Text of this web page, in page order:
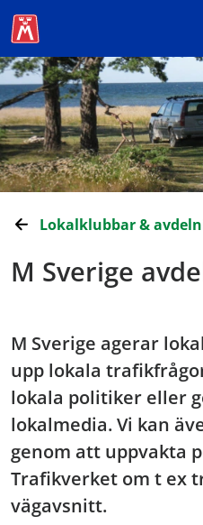
Lokalklubbar &
M Sverige
M Sverige agerar
upp lokala
lokala politiker eller
lokalmedia. Vi kan
genom att uppvakta
Trafikverket om t ex
vägavsnitt.